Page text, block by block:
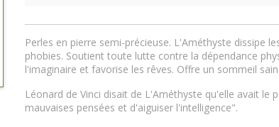
Perles en pierre semi-précieuse. L'Améthyste dissipe
phobies. Soutient toute lutte contre la dépendance
l'imaginaire et favorise les rêves. Offre un sommeil
Léonard de Vinci disait de L'Améthyste qu'elle avait le
mauvaises pensées et d'aiguiser l'intelligence".